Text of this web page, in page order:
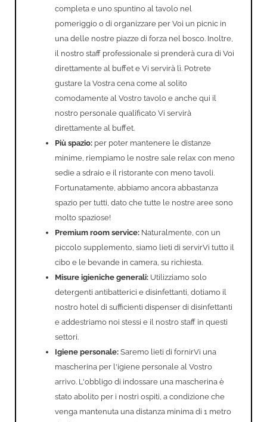
completa e uno spuntino al tavolo nel
pomeriggio o di organizzare per Voi un picnic in
una delle nostre piazze di forza nel bosco. Inoltre,
il nostro staff professionale si prenderà cura di Voi
direttamente al buffet e Vi servirà lì. Potrete
gustare la Vostra cena come al solito
comodamente al Vostro tavolo e anche qui il
nostro personale qualificato Vi servirà
direttamente al buffet.
Più spazio: per poter mantenere le distanze
minime, riempiamo le nostre sale relax con meno
sedie a sdraio e il ristorante con meno tavoli.
Fortunatamente, abbiamo ancora abbastanza
spazio per tutti, dato che tutte le nostre aree sono
molto spaziose!
Premium room service: Naturalmente, con un
piccolo supplemento, siamo lieti di servirVi tutto il
cibo e le bevande in camera, su richiesta.
Misure igieniche generali: Utilizziamo solo
detergenti antibatterici e disinfettanti, dotiamo il
nostro hotel di sufficienti dispenser di disinfettanti
e addestriamo noi stessi e il nostro staff in questi
settori.
Igiene personale: Saremo lieti di fornirVi una
mascherina per l'igiene personale al Vostro
arrivo. L'obbligo di indossare una mascherina è
stato abolito per i nostri ospiti, a condizione che
venga mantenuta una distanza minima di 1 metro